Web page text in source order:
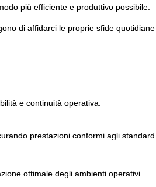
più efficiente e produttivo possibile.
di affidarci le proprie sfide
e continuità operativa.
prestazioni conformi agli
ottimale degli ambienti operativi.